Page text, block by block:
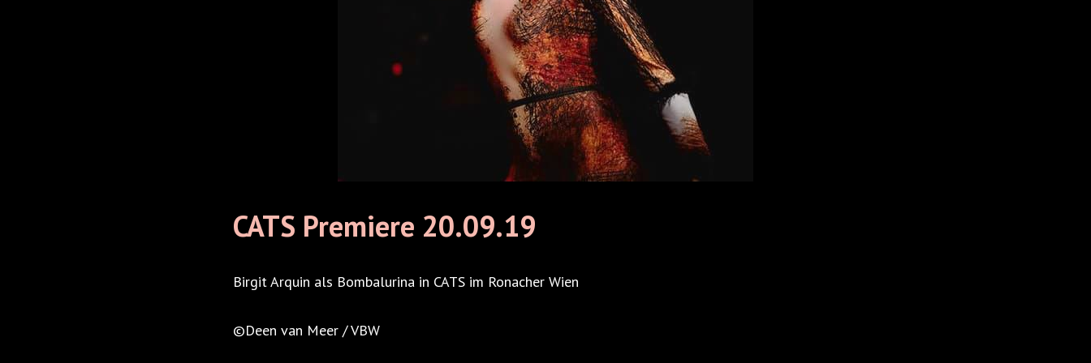
CATS Premiere 20.09.19
Birgit Arquin als Bombalurina in CATS im Ronacher Wien
©Deen van Meer / VBW